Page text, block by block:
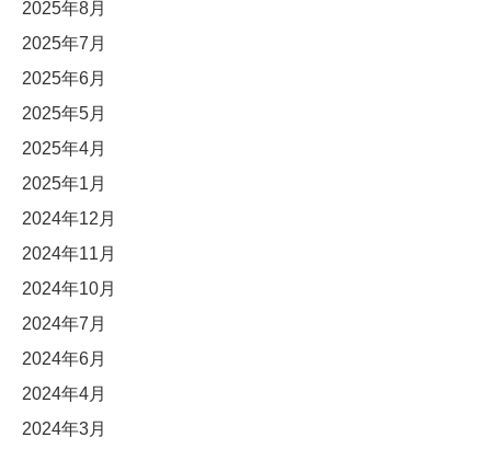
2025年8月
2025年7月
2025年6月
2025年5月
2025年4月
2025年1月
2024年12月
2024年11月
2024年10月
2024年7月
2024年6月
2024年4月
2024年3月